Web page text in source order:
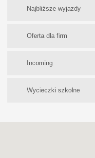
Najbliższe wyjazdy
Oferta dla firm
Incoming
Wycieczki szkolne